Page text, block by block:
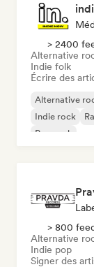
> 2400
Alternative
Indie folk
Écrire des
Alternative
Indie rock
Pop rock
> 800
Alternative
Indie pop
Signer des